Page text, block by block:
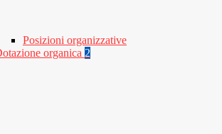
Posizioni organizzative
organica 2